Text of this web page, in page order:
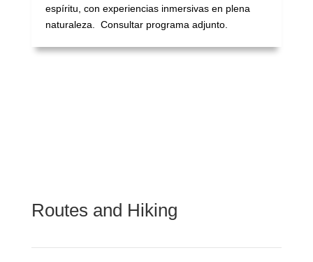
espíritu, con experiencias inmersivas en plena
naturaleza. Consultar programa adjunto.
Routes and Hiking